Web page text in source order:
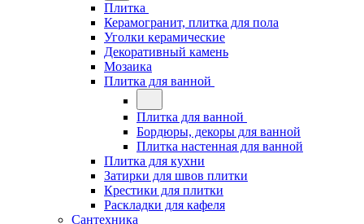
Плитка
Керамогранит, плитка для пола
Уголки керамические
Декоративный камень
Мозаика
Плитка для ванной
Плитка для ванной
Бордюры, декоры для ванной
Плитка настенная для ванной
Плитка для кухни
Затирки для швов плитки
Крестики для плитки
Раскладки для кафеля
Сантехника